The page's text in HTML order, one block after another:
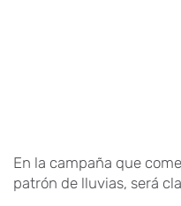
En la campaña que
patrón de lluvias, será